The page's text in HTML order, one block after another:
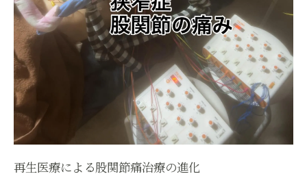
再生医療が整形外科疾患に提供する可能性
個別化された再生医療の進展
再生医療の未来と整形外科治療の連携
新たな治療法としての再生医療の優位性
整形外科疾患治療の選択肢を広げる細胞治療の
股関節の修復を促す細胞治療の技術
再生医療による股関節痛治療の進化